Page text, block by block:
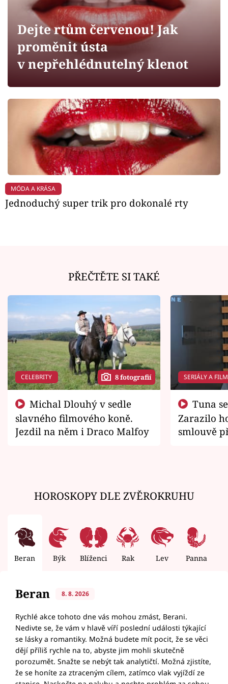
Sledujte prima+
Filmový festival Karlovy Vary
Mámy sobě
Přihlášení
Sledujte nás
Dejte rtům červenou! Jak
proměnit ústa
v nepřehlédnutelný klenot
MÓDA A KRÁSA
Jednoduchý super trik pro dokonalé rty
PŘEČTĚTE SI TAKÉ
CELEBRITY 8 fotografií
slavného filmového koně.
Jezdil na něm i Draco Malfoy
SERIÁLY A
Zarazilo
smlouvě
HOROSKOPY DLE ZVĚROKRUHU
Beran Býk Blíženci Rak Lev Panna
Beran 8. 8. 2026
Rychlé akce tohoto dne vás mohou zmást, Berani.
Nedivte se, že vám v hlavě víří poslední události týkající
se lásky a romantiky. Možná budete mít pocit, že se věci
dějí příliš rychle na to, abyste jim mohli skutečně
porozumět. Snažte se nebýt tak analytičtí. Možná zjistíte,
že se honíte za ztraceným cílem, zatímco vlak vyjíždí ze